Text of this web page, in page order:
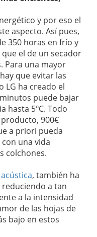
y por eso el
aspecto. Así pues,
350 horas en frío y
el de un secador
Para una mayor
que evitar las
LG ha creado el
puede bajar
hasta 5ºC. Todo
900€
a priori pueda
una vida
colchones.
, también ha
a tan
a la intensidad
de las hojas de
bajo en estos